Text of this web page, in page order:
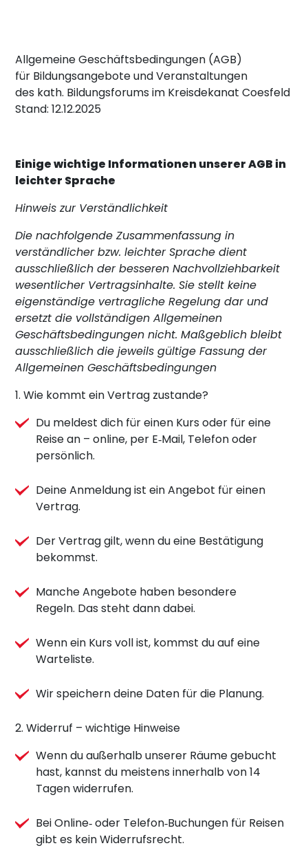
Allgemeine Geschäftsbedingungen (AGB)
für Bildungsangebote und Veranstaltungen
des kath. Bildungsforums im Kreisdekanat Coesfeld
Stand: 12.12.2025
Einige wichtige Informationen unserer AGB in
leichter Sprache
Hinweis zur Verständlichkeit
Die nachfolgende Zusammenfassung in
verständlicher bzw. leichter Sprache dient
ausschließlich der besseren Nachvollziehbarkeit
wesentlicher Vertragsinhalte. Sie stellt keine
eigenständige vertragliche Regelung dar und
ersetzt die vollständigen Allgemeinen
Geschäftsbedingungen nicht. Maßgeblich bleibt
ausschließlich die jeweils gültige Fassung der
Allgemeinen Geschäftsbedingungen
1. Wie kommt ein Vertrag zustande?
Du meldest dich für einen Kurs oder für eine
Reise an – online, per E‑Mail, Telefon oder
persönlich.
Deine Anmeldung ist ein Angebot für einen
Vertrag.
Der Vertrag gilt, wenn du eine Bestätigung
bekommst.
Manche Angebote haben besondere
Regeln. Das steht dann dabei.
Wenn ein Kurs voll ist, kommst du auf eine
Warteliste.
Wir speichern deine Daten für die Planung.
2. Widerruf – wichtige Hinweise
Wenn du außerhalb unserer Räume gebucht
hast, kannst du meistens innerhalb von 14
Tagen widerrufen.
Bei Online‑ oder Telefon‑Buchungen für Reisen
gibt es kein Widerrufsrecht.